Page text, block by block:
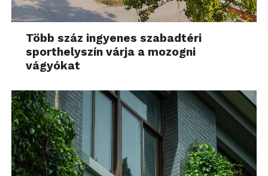
Több száz ingyenes szabadtéri
sporthelyszín várja a mozogni
vágyókat